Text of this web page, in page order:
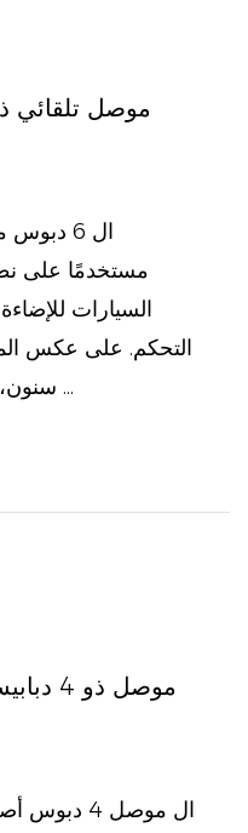
ال 6
مستخدمًا على
السيارات
سنون، يوفر الموصل التلقائي ذو 6 ...
موصل
ال موصل 4